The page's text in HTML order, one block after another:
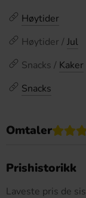
Høytider
Høytider / Jul
Snacks / Kaker
Snacks
Omtaler
Prishistorikk
Laveste pris de